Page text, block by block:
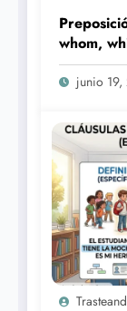
whom,
junio